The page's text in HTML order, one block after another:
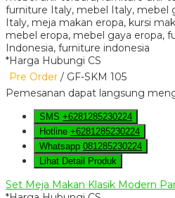
*Harga Hubungi CS
Pre Order / GF-SKM 105
Pemesanan dapat langsung
SMS +6281285230224
Hotline +6281285230224
Whatsapp 081285230224
Lihat Detail Produk
Set Meja Makan Klasik Modern